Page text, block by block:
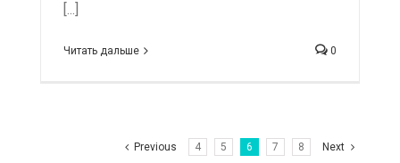
[...]
Читать дальше 0
Previous 4 5 6 7 8 Next